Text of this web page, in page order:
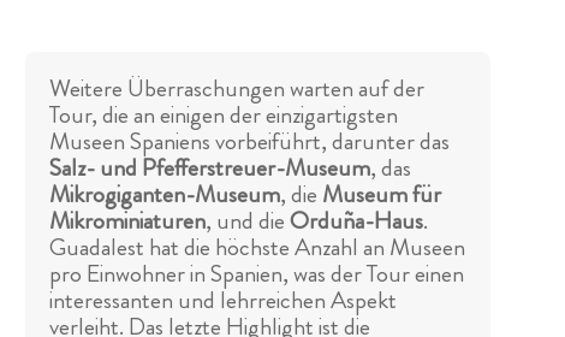
Weitere Überraschungen warten auf der
Tour, die an einigen der einzigartigsten
Museen Spaniens vorbeiführt, darunter das
Salz- und Pfefferstreuer-Museum, das
Mikrogiganten-Museum, die Museum für
Mikrominiaturen, und dieOrduña-Haus.
Guadalest hat die höchste Anzahl an Museen
pro Einwohner in Spanien, was der Tour einen
interessanten und lehrreichen Aspekt
verleiht. Das letzte Highlight ist die